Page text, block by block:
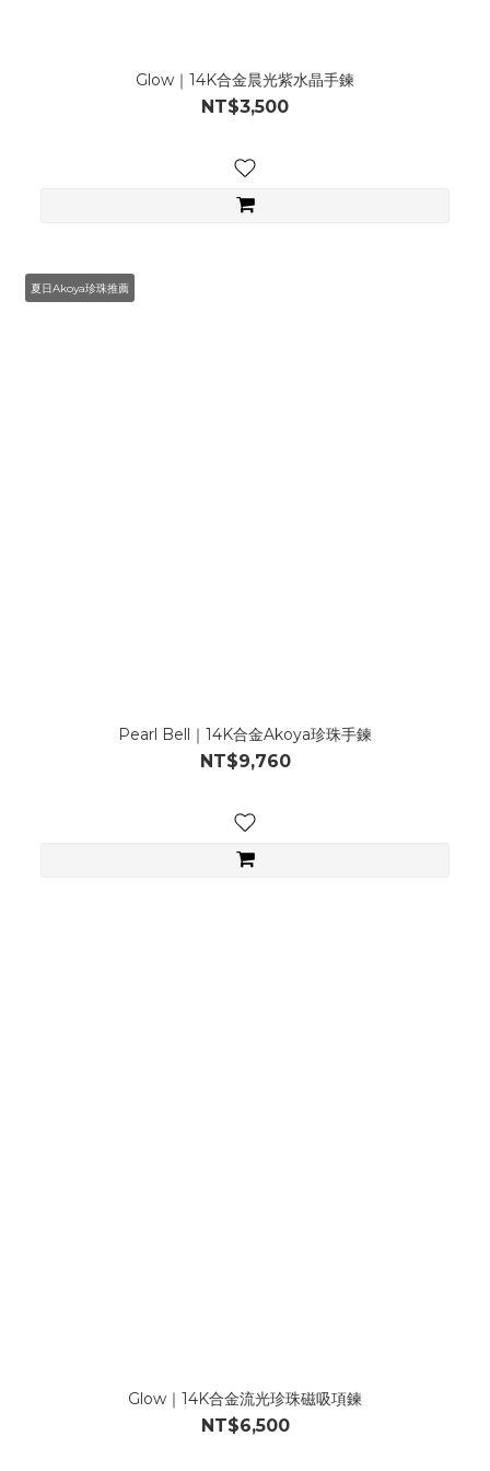
Glow｜14K合金晨光紫水晶手鍊
NT$3,500
夏日Akoya珍珠推薦
Pearl Bell｜14K合金Akoya珍珠手鍊
NT$9,760
Glow｜14K合金流光珍珠磁吸項鍊
NT$6,500